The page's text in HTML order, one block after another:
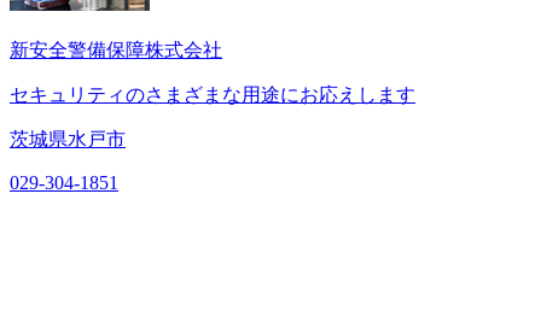
新安全警備保障株式会社
セキュリティのさまざまな用途にお応えします
茨城県水戸市
029-304-1851